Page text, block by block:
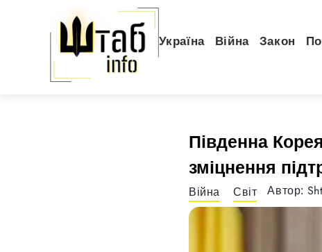
Україна Війна Закон
Південна
зміцнення
Війна Світ Автор: